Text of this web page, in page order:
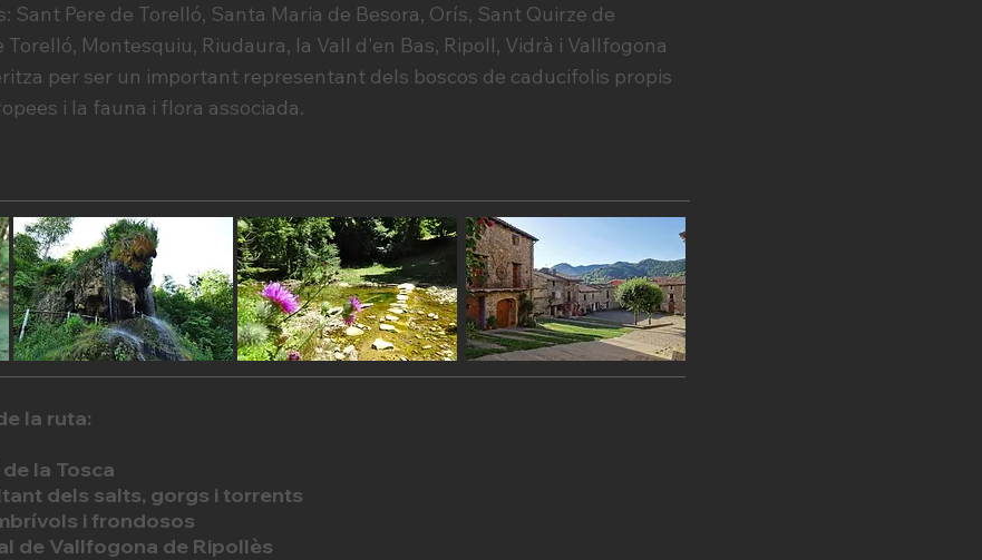
Sant Pere de Torelló, Santa Maria de Besora, Orís, Sant Quirze de
Torelló, Montesquiu, Riudaura, la Vall d'en Bas, Ripoll, Vidrà i Vallfogona
per ser un important representant dels boscos de caducifolis propis
i la fauna i flora associada.
la ruta:
la Tosca
dels salts, gorgs i torrents
i frondosos
de Vallfogona de Ripollès